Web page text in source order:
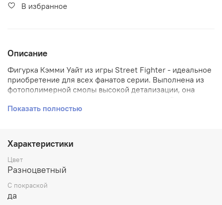
В избранное
Описание
Фигурка Кэмми Уайт из игры Street Fighter - идеальное
приобретение для всех фанатов серии. Выполнена из
фотополимерной смолы высокой детализации, она
поставляется частично разобранной, чтобы
суперклей. Привнесите неповторимый стиль в свою
коллекцию или интерьер с этой миниатюрной
статуэткой.
Показать полностью
Характеристики
Цвет
Разноцветный
С покраской
да